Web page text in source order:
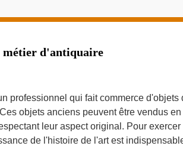
métier d'antiquaire
professionnel qui fait commerce d'objets
objets anciens peuvent être vendus en
leur aspect original. Pour exercer
de l'histoire de l'art est